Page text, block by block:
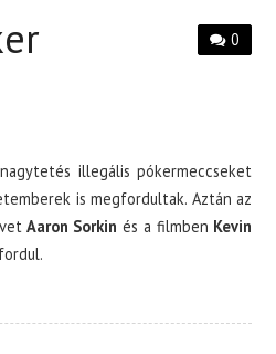
0
illegális pókermeccseket
is megfordultak. Aztán az
Aaron Sorkin és a filmben Kevin